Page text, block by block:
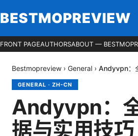
BESTMOPREVIEW
FRONT PAGEAUTHORSABOUT —
Bestmopreview › General › Andyvpn：
GENERAL · ZH-CN
Andyvpn：
据与实用技巧